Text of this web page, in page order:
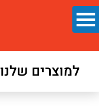
למוצרים שלנו